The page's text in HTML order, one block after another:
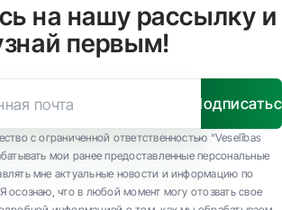
на нашу рассылку и
первым!
с ограниченной ответственностью “Veselības
мои ранее предоставленные персональные
мне актуальные новости и информацию по
осознаю, что в любой момент могу отозвать свое